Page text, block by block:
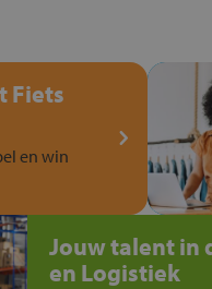
Fiets
en win
Jouw talent in
en Logistiek